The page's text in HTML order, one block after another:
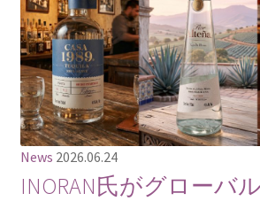
News 2026.06.24
INORAN氏がグローバ